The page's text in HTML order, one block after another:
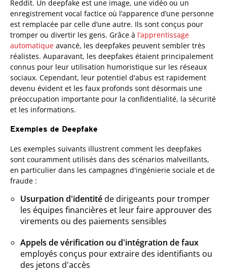
Reddit. Un deepfake est une image, une vidéo ou un
enregistrement vocal factice où l’apparence d’une personne
est remplacée par celle d’une autre. Ils sont conçus pour
tromper ou divertir les gens. Grâce à l’apprentissage
automatique avancé, les deepfakes peuvent sembler très
réalistes. Auparavant, les deepfakes étaient principalement
connus pour leur utilisation humoristique sur les réseaux
sociaux. Cependant, leur potentiel d'abus est rapidement
devenu évident et les faux profonds sont désormais une
préoccupation importante pour la confidentialité, la sécurité
et les informations.
Exemples de Deepfake
Les exemples suivants illustrent comment les deepfakes
sont couramment utilisés dans des scénarios malveillants,
en particulier dans les campagnes d'ingénierie sociale et de
fraude :
Usurpation d'identitéde dirigeants pour tromper
les équipes financières et leur faire approuver des
virements ou des paiements sensibles
Appels de vérification ou d'intégration de faux
employés conçus pour extraire des identifiants ou
des jetons d'accès